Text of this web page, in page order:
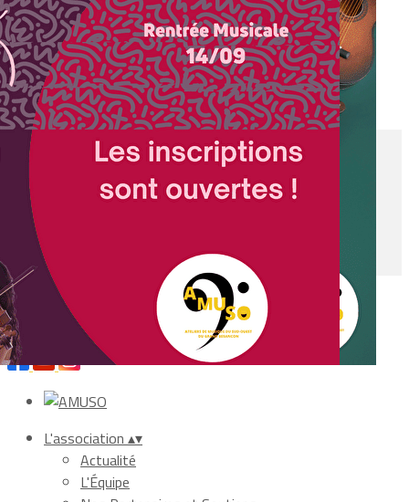
Exporter les lignes sélectionnées
Exporter toutes les colonnes
Exporter uniquement les colonnes affichées
Menu
Locations
Activités structure partenaire Hanamy
Ajoutez un logo, un bouton, des réseaux sociaux
Cliquez pour éditer
L'association ▴▾
Actualité
L'Équipe